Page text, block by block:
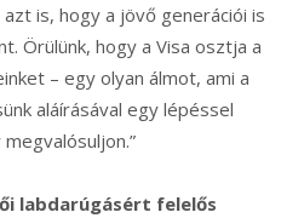
is, hogy a jövő generációi is
Örülünk, hogy a Visa osztja a
– egy olyan álmot, ami a
aláírásával egy lépéssel
labdarúgásért felelős